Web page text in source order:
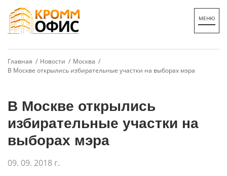
Главная / Новости / Москва /
В Москве открылись избирательные участки на выборах мэра
В Москве открылись
избирательные участки на
выборах мэра
09. 09. 2018 г.